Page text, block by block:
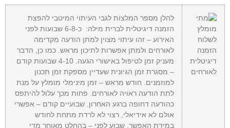
להלן מספר המלצות לגבי העיתוי המיטבי להפצת
הזמנה דיגיטלית לברית מילה: כ-6-8 שבועות לפני
האירוע – זהו עיתוי מצוין למתן הודעה מקדימה
לאורחים ולמתן אפשרות לתיכון מראש. כמו כן, הדבר
מעניק זמן לטיפול באישורי הגעה. 4-10 שבועות קודם
– מסגרת זמן הגיונית שעדיין מספקת זמן תכנון
למוזמנים. חודש מראש – זמן מינימלי מומלץ על מנת
לתת הודעה ראויה לאורחים. פחות מכך עלול להיתפס
כהודעה דחופה ברגע האחרון. שבועיים קודם – אפשרי
אולם לא אידיאלי, רצוי לא לרדת מתחת לחודש
במידת האפשר. שבוע לפני – בהחלט מאוחר מדי